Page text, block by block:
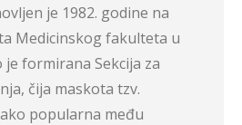
je 1982. godine na
Medicinskog fakulteta u
formirana Sekcija za
čija maskota tzv.
popularna među